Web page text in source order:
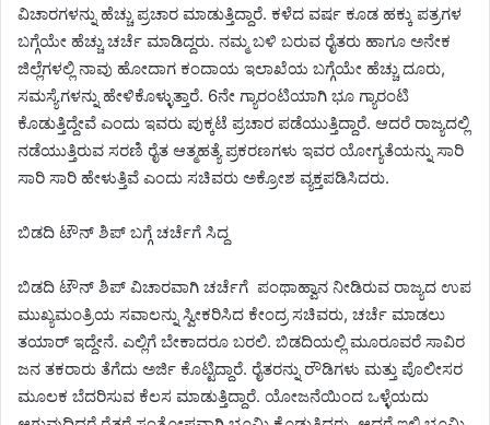
ವಿಚಾರಗಳನ್ನು ಹೆಚ್ಚು ಪ್ರಚಾರ ಮಾಡುತ್ತಿದ್ದಾರೆ. ಕಳೆದ ವರ್ಷ ಕೂಡ ಹಕ್ಕು ಪತ್ರಗಳ
ಬಗ್ಗೆಯೇ ಹೆಚ್ಚು ಚರ್ಚೆ ಮಾಡಿದ್ದರು. ನಮ್ಮ ಬಳಿ ಬರುವ ರೈತರು ಹಾಗೂ ಅನೇಕ
ಜಿಲ್ಲೆಗಳಲ್ಲಿ ನಾವು ಹೋದಾಗ ಕಂದಾಯ ಇಲಾಖೆಯ ಬಗ್ಗೆಯೇ ಹೆಚ್ಚು ದೂರು,
ಸಮಸ್ಯೆಗಳನ್ನು ಹೇಳಿಕೊಳ್ಳುತ್ತಾರೆ. 6ನೇ ಗ್ಯಾರಂಟಿಯಾಗಿ ಭೂ ಗ್ಯಾರಂಟಿ
ಕೊಡುತ್ತಿದ್ದೇವೆ ಎಂದು ಇವರು ಪುಕ್ಕಟೆ ಪ್ರಚಾರ ಪಡೆಯುತ್ತಿದ್ದಾರೆ. ಆದರೆ ರಾಜ್ಯದಲ್ಲಿ
ನಡೆಯುತ್ತಿರುವ ಸರಣಿ ರೈತ ಆತ್ಮಹತ್ಯೆ ಪ್ರಕರಣಗಳು ಇವರ ಯೋಗ್ಯತೆಯನ್ನು ಸಾರಿ
ಸಾರಿ ಸಾರಿ ಹೇಳುತ್ತಿವೆ ಎಂದು ಸಚಿವರು ಅಕ್ರೋಶ ವ್ಯಕ್ತಪಡಿಸಿದರು.
ಬಿಡದಿ ಟೌನ್ ಶಿಪ್ ಬಗ್ಗೆ ಚರ್ಚೆಗೆ ಸಿದ್ದ
ಬಿಡದಿ ಟೌನ್ ಶಿಪ್ ವಿಚಾರವಾಗಿ ಚರ್ಚೆಗೆ ಪಂಥಾಹ್ವಾನ ನೀಡಿರುವ ರಾಜ್ಯದ ಉಪ
ಮುಖ್ಯಮಂತ್ರಿಯ ಸವಾಲನ್ನು ಸ್ವೀಕರಿಸಿದ ಕೇಂದ್ರ ಸಚಿವರು, ಚರ್ಚೆ ಮಾಡಲು
ತಯಾರ್ ಇದ್ದೇನೆ. ಎಲ್ಲಿಗೆ ಬೇಕಾದರೂ ಬರಲಿ. ಬಿಡದಿಯಲ್ಲಿ ಮೂರೂವರೆ ಸಾವಿರ
ಜನ ತಕರಾರು ತೆಗೆದು ಅರ್ಜಿ ಕೊಟ್ಟಿದ್ದಾರೆ. ರೈತರನ್ನು ರೌಡಿಗಳು ಮತ್ತು ಪೊಲೀಸರ
ಮೂಲಕ ಬೆದರಿಸುವ ಕೆಲಸ ಮಾಡುತ್ತಿದ್ದಾರೆ. ಯೋಜನೆಯಿಂದ ಒಳ್ಳೆಯದು